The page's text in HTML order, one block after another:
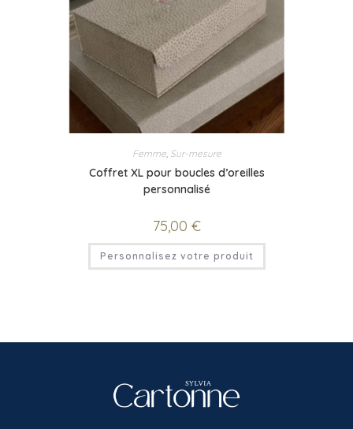
Femme, Sur-mesure
Coffret XL pour boucles d’oreilles
personnalisé
75,00 €
Personnalisez votre produit